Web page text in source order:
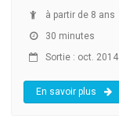
à partir de 8 ans
30 minutes
Sortie : oct. 2014
En savoir plus